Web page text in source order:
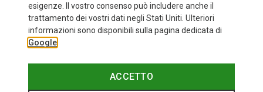
esigenze. Il vostro consenso può includere anche il
trattamento dei vostri dati negli Stati Uniti. Ulteriori
informazioni sono disponibili sulla pagina dedicata di
Google
ACCETTO